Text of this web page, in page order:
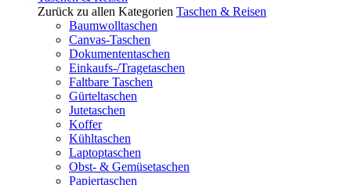
Zurück zu allen Kategorien Taschen & Reisen
Baumwolltaschen
Canvas-Taschen
Dokumententaschen
Einkaufs-/Tragetaschen
Faltbare Taschen
Gürteltaschen
Jutetaschen
Koffer
Kühltaschen
Laptoptaschen
Obst- & Gemüsetaschen
Papiertaschen